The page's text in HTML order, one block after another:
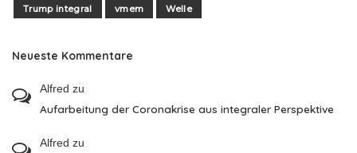
Trump integral
vmem Welle
Neueste Kommentare
Alfred zu
Aufarbeitung der Coronakrise aus integraler Perspektive
Alfred zu